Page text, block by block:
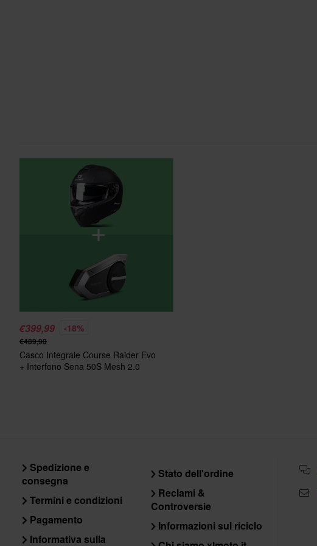
€399,99 -18%
€489,98
Casco Integrale Course Raider Evo
+ Interfono Sena 50S Mesh 2.0
Spedizione e
consegna
Termini e condizioni
Pagamento
Informativa sulla
Stato dell'ordine
Reclami &
Controversie
Informazioni sul riciclo